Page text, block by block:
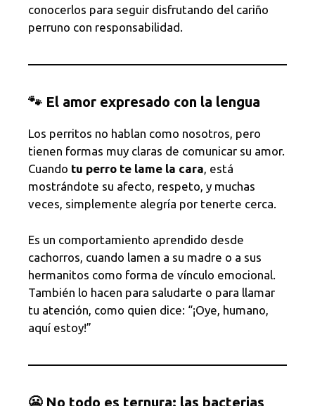
conocerlos para seguir disfrutando del cariño
perruno con responsabilidad.
🐾 El amor expresado con la lengua
Los perritos no hablan como nosotros, pero
tienen formas muy claras de comunicar su amor.
Cuando tu perro te lame la cara, está
mostrándote su afecto, respeto, y muchas
veces, simplemente alegría por tenerte cerca.
Es un comportamiento aprendido desde
cachorros, cuando lamen a su madre o a sus
hermanitos como forma de vínculo emocional.
También lo hacen para saludarte o para llamar
tu atención, como quien dice: “¡Oye, humano,
aquí estoy!”
😬 No todo es ternura: las bacterias